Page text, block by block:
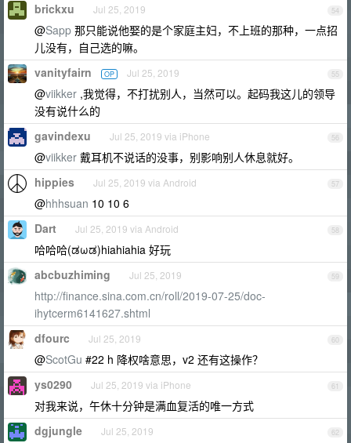
54
brickxu Jul 25, 2019
@Sapp 那只能说他娶的是个家庭主妇，不上班的那种，一点招
儿没有，自己选的嘛。
55
vanityfairn OP Jul 25, 2019
@viikker ,我觉得，不打扰别人，当然可以。起码我这儿的领导
没有说什么的
56
gavindexu Jul 25, 2019 via iPhone
@viikker 戴耳机不说话的没事，别影响别人休息就好。
57
hippies Jul 25, 2019 via Android
@hhhsuan 10 10 6
58
Dart Jul 25, 2019 via Android
哈哈哈(ಡωಡ)hiahiahia 好玩
59
abcbuzhiming Jul 25, 2019
http://finance.sina.com.cn/roll/2019-07-25/doc-
ihytcerm6141627.shtml
60
dfourc Jul 25, 2019
@ScotGu #22 h 降权啥意思，v2 还有这操作？
61
ys0290 Jul 25, 2019 via iPhone
对我来说，午休十分钟是满血复活的唯一方式
62
dgjungle Jul 25, 2019